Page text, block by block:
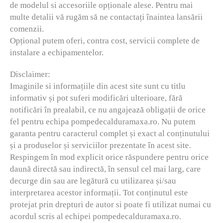
de modelul si accesoriile opționale alese. Pentru mai
multe detalii vă rugăm să ne contactați înaintea lansării
comenzii.
Opțional putem oferi, contra cost, servicii complete de
instalare a echipamentelor.
Disclaimer:
Imaginile si informațiile din acest site sunt cu titlu
informativ și pot suferi modificări ulterioare, fără
notificări în prealabil, ce nu angajează obligații de orice
fel pentru echipa pompedecalduramaxa.ro. Nu putem
garanta pentru caracterul complet și exact al conținutului
și a produselor și serviciilor prezentate în acest site.
Respingem în mod explicit orice răspundere pentru orice
daună directă sau indirectă, în sensul cel mai larg, care
decurge din sau are legătură cu utilizarea și/sau
interpretarea acestor informații. Tot conținutul este
protejat prin drepturi de autor si poate fi utilizat numai cu
acordul scris al echipei pompedecalduramaxa.ro.